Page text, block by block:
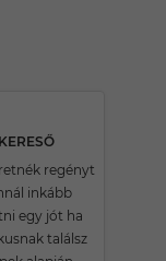
regényt
inkább
egy jót ha
találsz